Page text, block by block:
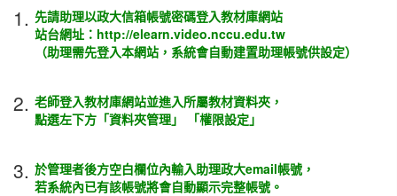
1. 先請助理以政大信箱帳號密碼登入教材庫網站
站台網址： http://elearn.video.nccu.edu.tw
（助理需先登入本網站，系統會自動建置助理帳號供設定）
2. 老師登入教材庫網站並進入所屬教材資料夾，
點選左下方「資料夾管理」 「權限設定」
3. 於管理者後方空白欄位內輸入助理政大email帳號，
若系統內已有該帳號將會自動顯示完整帳號。